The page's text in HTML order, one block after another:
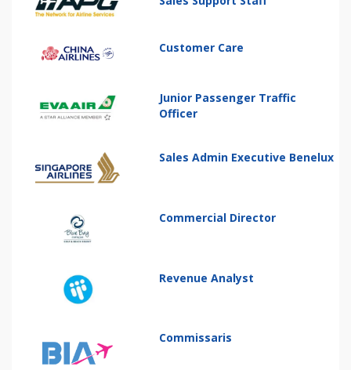
Customer Care
Junior Passenger Traffic
Officer
Sales Admin Executive Benelux
Commercial Director
Revenue Analyst
Commissaris